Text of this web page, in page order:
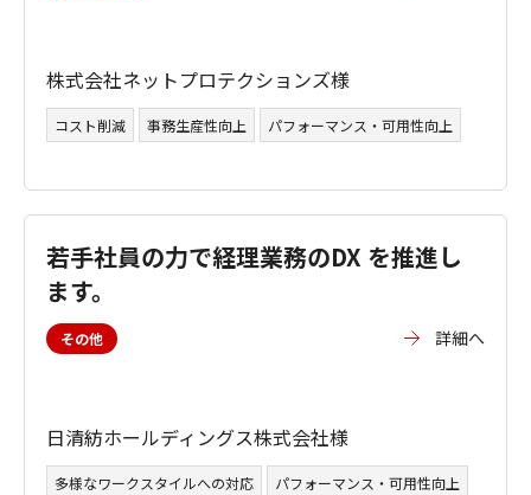
株式会社ネットプロテクションズ様
コスト削減 事務生産性向上 パフォーマンス・可用性向上
若手社員の力で経理業務のDX を推進し
ます。
その他 詳細へ
日清紡ホールディングス株式会社様
多様なワークスタイルへの対応
パフォーマンス・可用性向上